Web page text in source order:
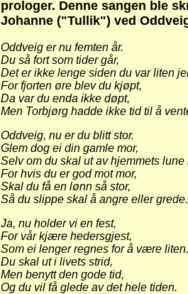
prologer. Denne sangen ble
Johanne ("Tullik") ved
Oddveig er nu femten år.
Du så fort som tider går,
Det er ikke lenge siden du var liten
For fjorten øre blev du kjøpt,
Da var du enda ikke døpt,
Men Torbjørg hadde ikke tid til å
Oddveig, nu er du blitt stor.
Glem dog ei din gamle mor,
Selv om du skal ut av hjemmets lune
For hvis du er god mot mor,
Skal du få en lønn så stor,
Så du slippe skal å angre eller grede.
Ja, nu holder vi en fest,
For vår kjære hedersgjest,
Som ei lenger regnes for å være liten.
Du skal ut i livets strid,
Men benytt den gode tid,
Og du vil få glede av det hele tiden.